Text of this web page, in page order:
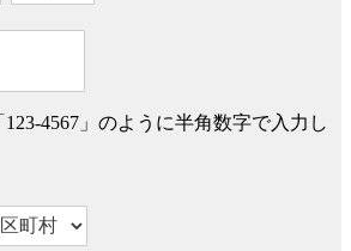
123-4567」のように半角数字で入力し